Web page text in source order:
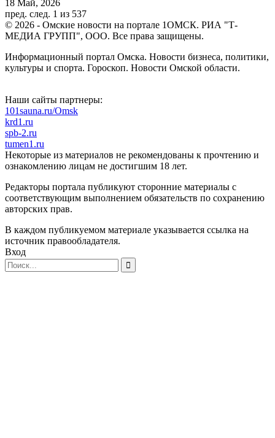
18 Май, 2026
пред. след. 1 из 537
© 2026 - Омские новости на портале 1ОМСК. РИА "Т-
МЕДИА ГРУПП", ООО. Все права защищены.
Информационный портал Омска. Новости бизнеса, политики,
культуры и спорта. Гороскоп. Новости Омской области.
Наши сайты партнеры:
101sauna.ru/Omsk
krd1.ru
spb-2.ru
tumen1.ru
Некоторые из материалов не рекомендованы к прочтению и
ознакомлению лицам не достигшим 18 лет.
Редакторы портала публикуют сторонние материалы с
соответствующим выполнением обязательств по сохранению
авторских прав.
В каждом публикуемом материале указывается ссылка на
источник правообладателя.
Вход